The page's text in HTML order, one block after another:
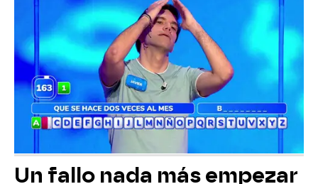
Un fallo nada más empezar